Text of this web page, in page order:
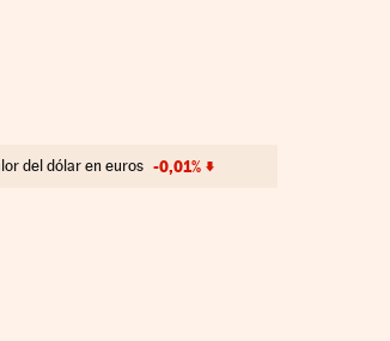
del dólar en euros -0,01%